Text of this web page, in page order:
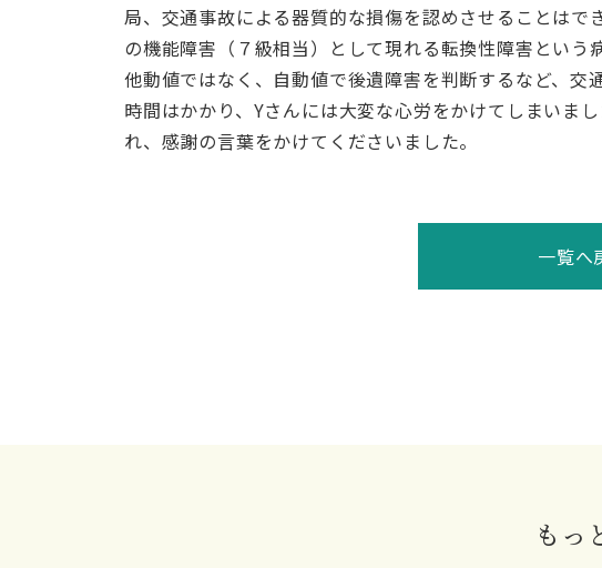
局、交通事故による器質的な損傷を認めさせることは
の機能障害（７級相当）として現れる転換性障害という
他動値ではなく、自動値で後遺障害を判断するなど、交
時間はかかり、Yさんには大変な心労をかけてしまいま
れ、感謝の言葉をかけてくださいました。
一覧へ
もっ